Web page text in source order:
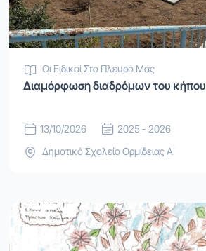
Οι Ειδικοί Στο Πλευρό Μας
Διαμόρφωση διαδρόμων του κήπου
13/10/2026
2025 - 2026
Δημοτικό Σχολείο Ορμίδειας Α΄